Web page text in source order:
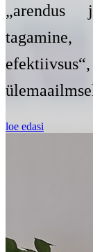
„arendus
loe edasi